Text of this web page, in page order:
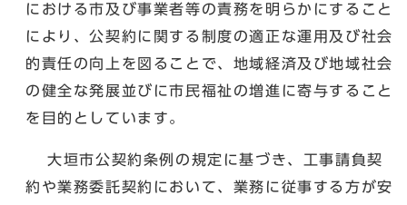
における市及び事業者等の責務を明らかにすること
により、公契約に関する制度の適正な運用及び社会
的責任の向上を図ることで、地域経済及び地域社会
の健全な発展並びに市民福祉の増進に寄与すること
を目的としています。
大垣市公契約条例の規定に基づき、工事請負契
約や業務委託契約において、業務に従事する方が安